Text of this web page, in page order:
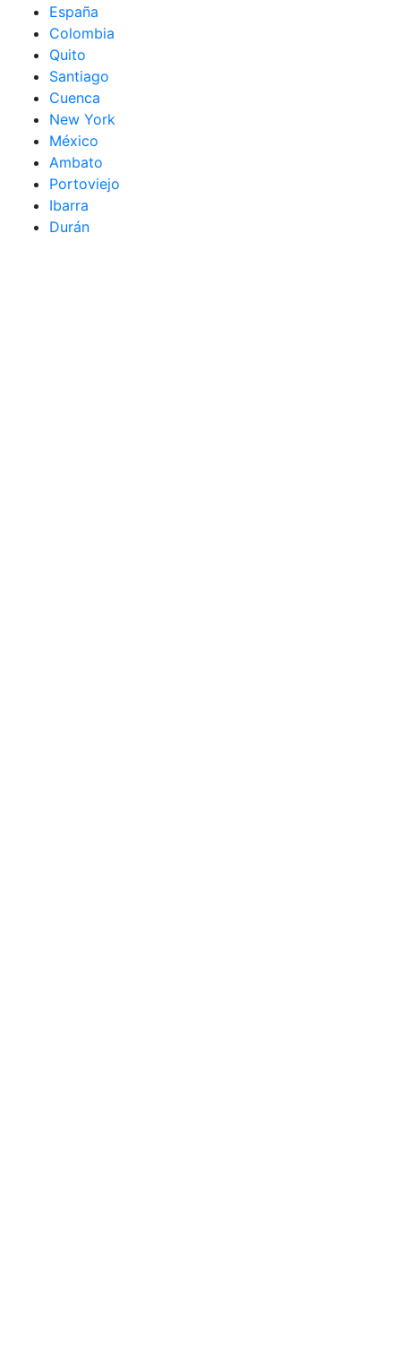
España
Colombia
Quito
Santiago
Cuenca
New York
México
Ambato
Portoviejo
Ibarra
Durán